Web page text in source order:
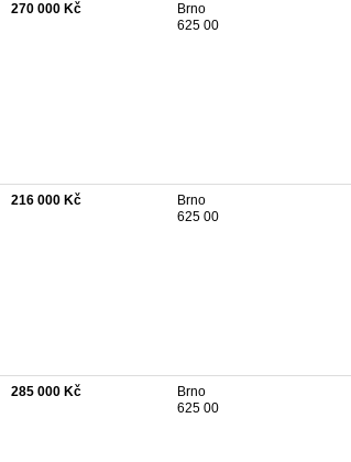
270 000 Kč
Brno
625 00
216 000 Kč
Brno
625 00
285 000 Kč
Brno
625 00